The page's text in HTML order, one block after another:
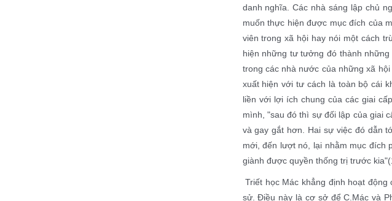
danh nghĩa. Các nhà sáng lập chủ
muốn thực hiện được mục đích của
viên trong xã hội hay nói một cách
hiện những tư tưởng đó thành
trong các nhà nước của những xã
xuất hiện với tư cách là toàn bộ cái
liền với lợi ích chung của các giai
mình, "sau đó thì sự đối lập của giai
và gay gắt hơn. Hai sự việc đó dẫn
mới, đến lượt nó, lại nhằm mục đích
giành được quyền thống trị trước
Triết học Mác khẳng định hoạt
sử. Điều này là cơ sở để C.Mác và